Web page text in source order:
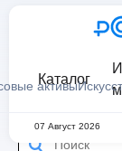
активы
Каталог
07 Август 2026